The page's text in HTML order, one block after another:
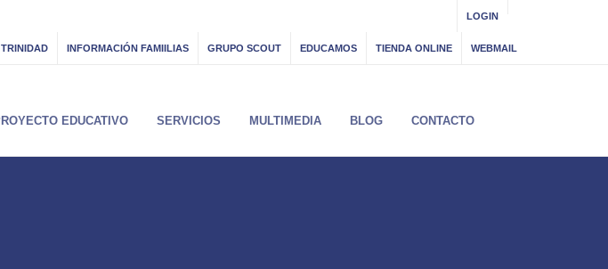
LOGIN
INFORMACIÓN FAMIILIAS GRUPO SCOUT EDUCAMOS TIENDA ONLINE WEBMAIL
EDUCATIVO SERVICIOS MULTIMEDIA BLOG CONTACTO